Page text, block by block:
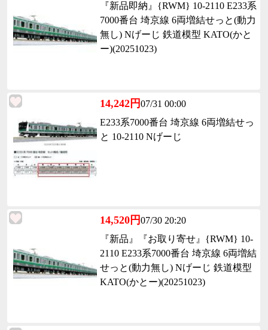
『新品即納』{RWM} 10-2110 E233系
7000番台 埼京線 6両増結せっと(動力
無し) Nげーじ 鉄道模型 KATO(かと
ー)(20251023)
14,242円07/31 00:00
E233系7000番台 埼京線 6両増結せっ
と 10-2110 Nげーじ
14,520円07/30 20:20
『新品』『お取り寄せ』{RWM} 10-
2110 E233系7000番台 埼京線 6両増結
せっと(動力無し) Nげーじ 鉄道模型
KATO(かとー)(20251023)